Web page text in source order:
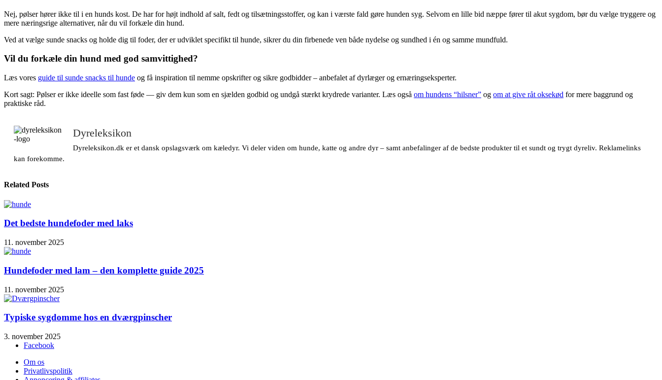
Nej, pølser hører ikke til i en hunds kost. De har for højt indhold af salt, fedt og tilsætningsstoffer, og kan i værste fald gøre hunden syg. Selvom en lille bid næppe fører til akut sygdom, bør du vælge tryggere og
mere næringsrige alternativer, når du vil forkæle din hund.
Ved at vælge sunde snacks og holde dig til foder, der er udviklet specifikt til hunde, sikrer du din firbenede ven både nydelse og sundhed i én og samme mundfuld.
Vil du forkæle din hund med god samvittighed?
Læs vores guide til sunde snacks til hunde og få inspiration til nemme opskrifter og sikre godbidder – anbefalet af dyrlæger og ernæringseksperter.
Kort sagt: Pølser er ikke ideelle som fast føde — giv dem kun som en sjælden godbid og undgå stærkt krydrede varianter. Læs også om hundens “hilsner” og om at give råt oksekød for mere baggrund og
praktiske råd.
Dyreleksikon
Dyreleksikon.dk er et dansk opslagsværk om kæledyr. Vi deler viden om hunde, katte og andre dyr – samt anbefalinger af de bedste produkter til et sundt og trygt dyreliv. Reklamelinks
kan forekomme.
Related Posts
Det bedste hundefoder med laks
11. november 2025
Hundefoder med lam – den komplette guide 2025
11. november 2025
Typiske sygdomme hos en dværgpinscher
3. november 2025
Facebook
Om os
Privatlivspolitik